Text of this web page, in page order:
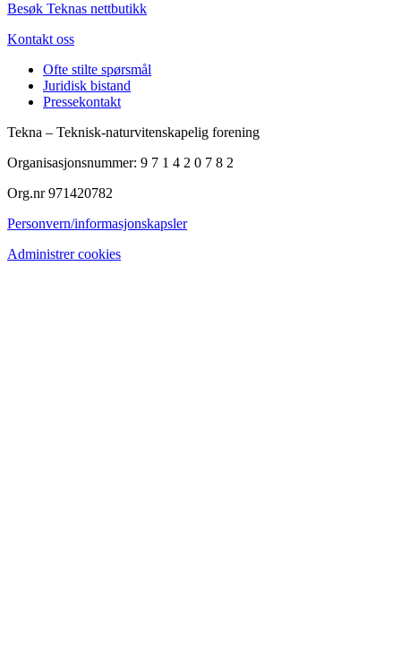
Besøk Teknas nettbutikk
Kontakt oss
Ofte stilte spørsmål
Juridisk bistand
Pressekontakt
Tekna – Teknisk-naturvitenskapelig forening
Organisasjonsnummer: 9 7 1 4 2 0 7 8 2
Org.nr 971420782
Personvern/informasjonskapsler
Administrer cookies